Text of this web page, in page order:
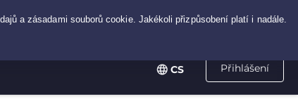
Přihlášení
CS